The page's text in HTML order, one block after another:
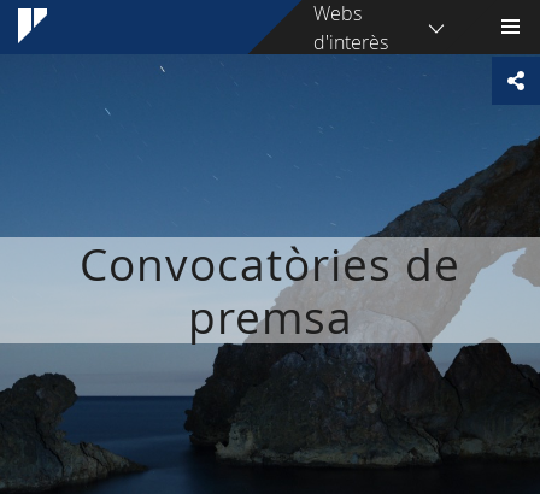
Webs
d'interès
Convocatòries de
premsa